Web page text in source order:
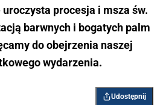
uroczysta procesja i msza św.
barwnych i bogatych palm
do obejrzenia naszej
wydarzenia.
Udostępnij